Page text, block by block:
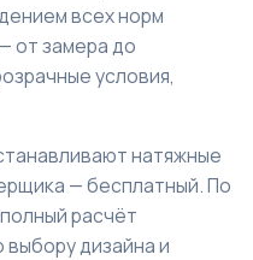
всех норм
от замера до
условия,
натяжные
— бесплатный. По
расчёт
дизайна и